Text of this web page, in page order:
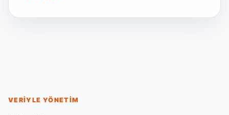
VERIYLE YÖNETIM